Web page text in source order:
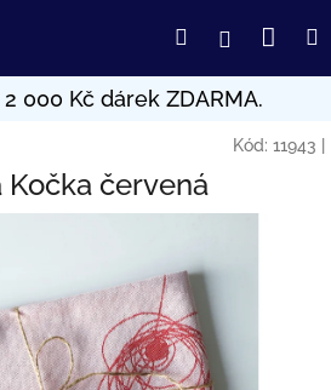
HledatPřihlášení
Kód: 11943
Kočka červená